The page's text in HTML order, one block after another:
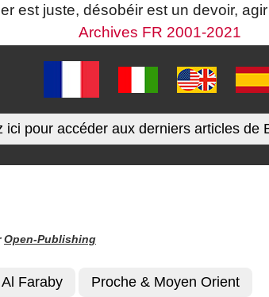
est juste, désobéir est un devoir,
Archives FR 2001-2021
ici pour accéder aux derniers articles de
Open-Publishing
Al Faraby Proche & Moyen Orient